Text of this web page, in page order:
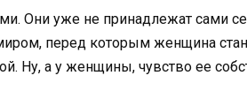
Они уже не принадлежат сами
перед которым женщина
Ну, а у женщины, чувство ее